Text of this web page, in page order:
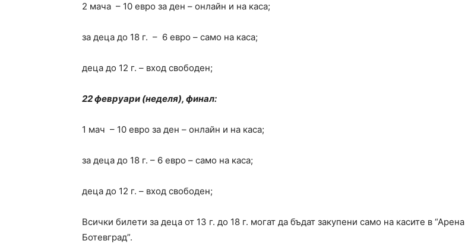
2 мача – 10 евро за ден – онлайн и на каса;
за деца до 18 г. – 6 евро – само на каса;
деца до 12 г. – вход свободен;
22 февруари (неделя), финал:
1 мач – 10 евро за ден – онлайн и на каса;
за деца до 18 г. – 6 евро – само на каса;
деца до 12 г. – вход свободен;
Всички билети за деца от 13 г. до 18 г. могат да бъдат закупени само на касите в “Арена
Ботевград”.